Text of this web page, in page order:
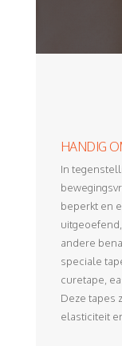
HANDIG
In
beperkt en
andere
speciale
curetape,
Deze tapes
elasticiteit